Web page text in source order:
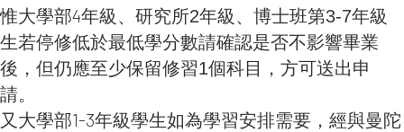
惟大學部4年級 、研究所2年級、博士班第3-7年級
生若停修低於最低學分數請確認是否不影響畢業
後，但仍應至少保留修習1個科目，方可送出申
請。
又大學部1-3年級學生如為學習安排需要，經與曼陀